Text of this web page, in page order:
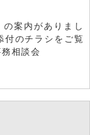
の案内がありまし
付のチラシをご覧
相談会